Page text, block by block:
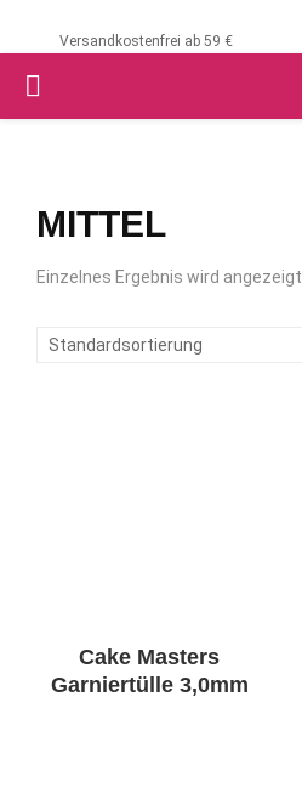
Versandkostenfrei ab 59 €
PRIMARY
MITTEL
Einzelnes Ergebnis wird angezeigt
Cake Masters
Garniertülle 3,0mm